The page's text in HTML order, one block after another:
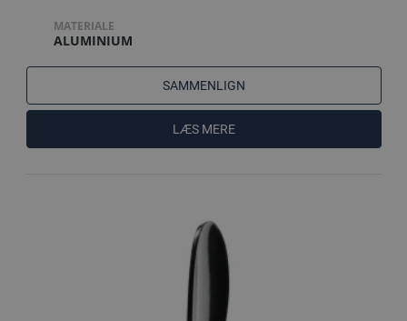
MATERIALE
ALUMINIUM
SAMMENLIGN
LÆS MERE